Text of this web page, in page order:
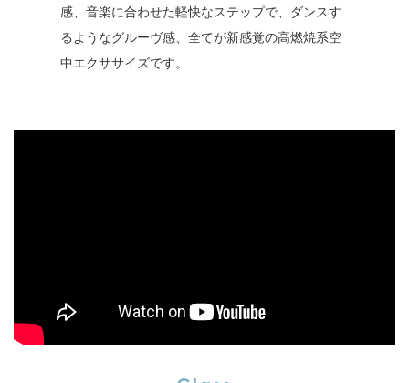
感、音楽に合わせた軽快なステップで、ダンスす
るようなグルーヴ感、全てが新感覚の高燃焼系空
中エクササイズです。